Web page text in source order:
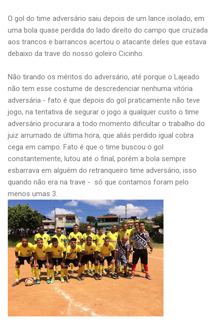
O gol do time adversário saiu depois de um lance isolado, em
uma bola quase perdida do lado direito do campo que cruzada
aos trancos e barrancos acertou o atacante deles que estava
debaixo da trave do nosso goleiro Cicinho.
Não tirando os méritos do adversário, até porque o Lajeado
não tem esse costume de descredenciar nenhuma vitória
adversária - fato é que depois do gol praticamente não teve
jogo, na tentativa de segurar o jogo a qualquer custo o time
adversário procurara a todo momento dificultar o trabalho do
juiz arrumado de última hora, que aliás perdido igual cobra
cega em campo. Fato é que o time buscou o gol
constantemente, lutou até o final, porém a bola sempre
esbarrava em alguém do retranqueiro time adversário, isso
quando não era na trave - só que contamos foram pelo
menos umas 3.